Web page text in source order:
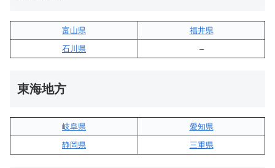
富山県
福井県
石川県
–
東海地方
岐阜県
愛知県
静岡県
三重県